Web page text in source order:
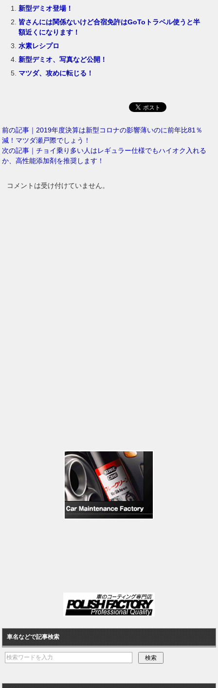
新型デミオ登場！
皆さんには関係ないけど合宿免許はGoToトラベル使うと半
額近くになります！
水素レシプロ
新型デミオ、写真など公開！
マツダ、攻めに転じる！
前の記事｜2019年度決算は新型コロナの影響薄いのに前年比81％
減！マツダ瀬戸際でしょう！
次の記事｜チョイ乗り多い人はレギュラー仕様でもハイオク入れる
か、高性能添加剤を推奨します！
コメントは受け付けていません。
車名などで記事検索